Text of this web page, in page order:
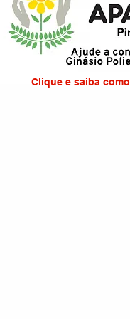
Clique e saiba como